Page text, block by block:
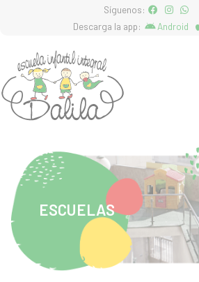
Síguenos:
Descarga la app:
Android
ESCUELAS